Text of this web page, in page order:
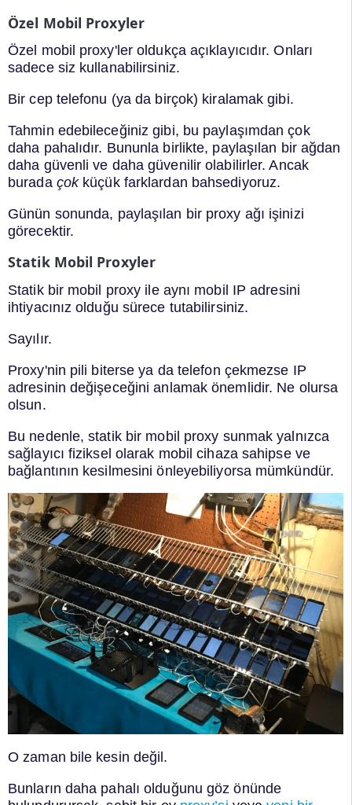
Özel Mobil Proxyler
Özel mobil proxy'ler oldukça açıklayıcıdır. Onları
sadece siz kullanabilirsiniz.
Bir cep telefonu (ya da birçok) kiralamak gibi.
Tahmin edebileceğiniz gibi, bu paylaşımdan çok
daha pahalıdır. Bununla birlikte, paylaşılan bir ağdan
daha güvenli ve daha güvenilir olabilirler. Ancak
burada çokküçük farklardan bahsediyoruz.
Günün sonunda, paylaşılan bir proxy ağı işinizi
görecektir.
Statik Mobil Proxyler
Statik bir mobil proxy ile aynı mobil IP adresini
ihtiyacınız olduğu sürece tutabilirsiniz.
Sayılır.
Proxy'nin pili biterse ya da telefon çekmezse IP
adresinin değişeceğini anlamak önemlidir. Ne olursa
olsun.
Bu nedenle, statik bir mobil proxy sunmak yalnızca
sağlayıcı fiziksel olarak mobil cihaza sahipse ve
bağlantının kesilmesini önleyebiliyorsa mümkündür.
O zaman bile kesin değil.
Bunların daha pahalı olduğunu göz önünde